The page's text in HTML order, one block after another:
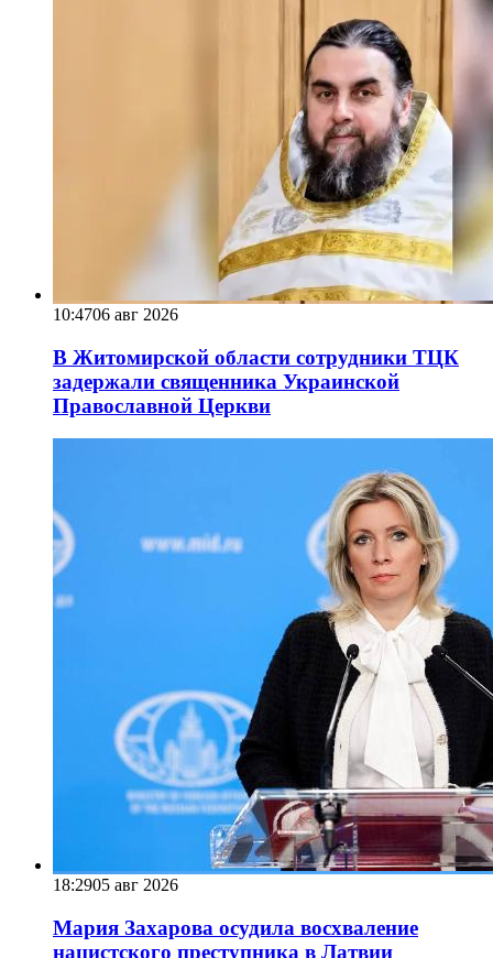
10:4706 авг 2026
В Житомирской области сотрудники ТЦК
задержали священника Украинской
Православной Церкви
18:2905 авг 2026
Мария Захарова осудила восхваление
нацистского преступника в Латвии